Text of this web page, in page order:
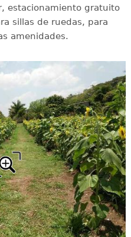
estacionamiento gratuito
sillas de ruedas, para
amenidades.